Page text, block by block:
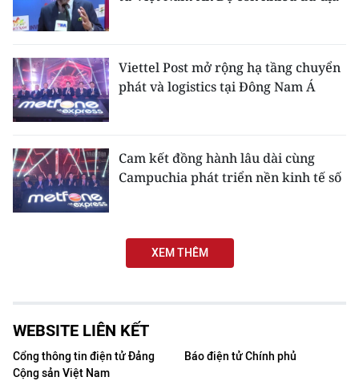
Viettel Post mở rộng hạ tầng chuyển
phát và logistics tại Đông Nam Á
Cam kết đồng hành lâu dài cùng
Campuchia phát triển nền kinh tế số
XEM THÊM
WEBSITE LIÊN KẾT
Cổng thông tin điện tử Đảng
Cộng sản Việt Nam
Báo điện tử Chính phủ